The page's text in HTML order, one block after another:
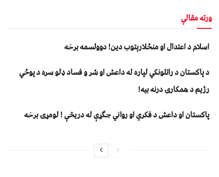
ورته مقالې
اسلام د اعتدال او منځلارېتوب دین! دوولسمه برخه
د پاکستان د راتلونکي لپاره له داعش او شر و فساد ډلو سره د پوځي
رژیم د همکارۍ درنه بیه!
پاکستان او داعش د فکري او رواني جګړې له دریڅې ! لومړۍ برخه